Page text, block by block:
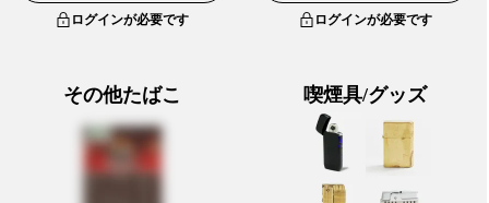
ログインが必要です ログインが必要です
その他たばこ 喫煙具/グッズ